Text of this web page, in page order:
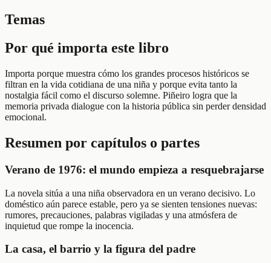
Temas
Por qué importa este libro
Importa porque muestra cómo los grandes procesos históricos se
filtran en la vida cotidiana de una niña y porque evita tanto la
nostalgia fácil como el discurso solemne. Piñeiro logra que la
memoria privada dialogue con la historia pública sin perder densidad
emocional.
Resumen por capítulos o partes
Verano de 1976: el mundo empieza a resquebrajarse
La novela sitúa a una niña observadora en un verano decisivo. Lo
doméstico aún parece estable, pero ya se sienten tensiones nuevas:
rumores, precauciones, palabras vigiladas y una atmósfera de
inquietud que rompe la inocencia.
La casa, el barrio y la figura del padre